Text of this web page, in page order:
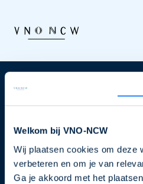
Welkom bij VNO-NCW
Wij plaatsen cookies om deze
verbeteren en om je van
Ga je akkoord met het
Nieuwsbrief
je nu in voor de VNO-NCW
Schrijf je in